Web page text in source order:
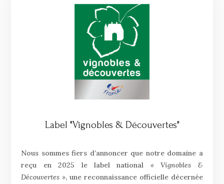
Label "Vignobles & Découvertes"
Nous sommes fiers d’annoncer que notre domaine a
reçu en 2025 le label national « Vignobles &
Découvertes », une reconnaissance officielle décernée